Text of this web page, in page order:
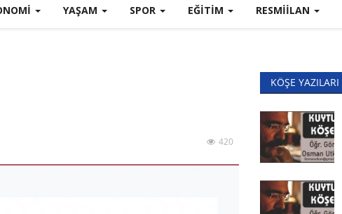
YAŞAM SPOR EĞİTİM RESMIILAN
420
KÖŞE YAZILARI